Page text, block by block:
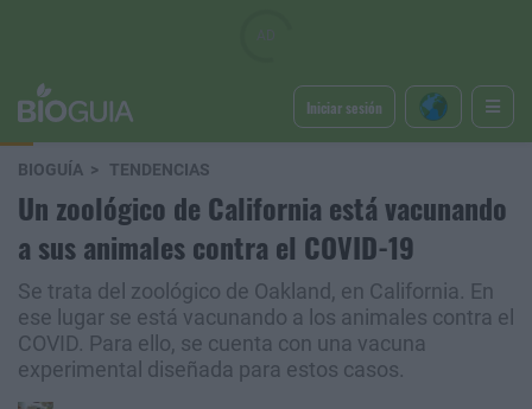
Iniciar sesión
BIOGUÍA TENDENCIAS
Un zoológico de California está vacunando
a sus animales contra el COVID-19
Se trata del zoológico de Oakland, en California. En
ese lugar se está vacunando a los animales contra el
COVID. Para ello, se cuenta con una vacuna
experimental diseñada para estos casos.